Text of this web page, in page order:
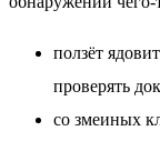
ползёт
проверять
со змеиных